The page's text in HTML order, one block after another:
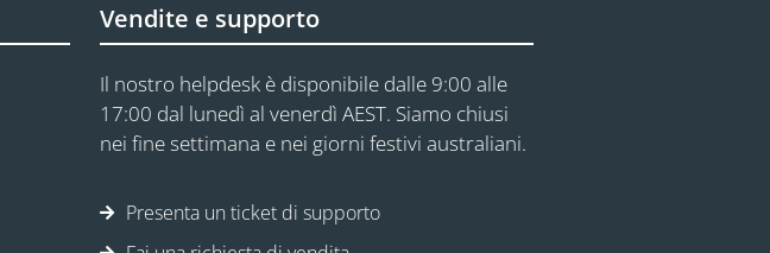
Vendite e supporto
Il nostro helpdesk è disponibile dalle 9:00 alle
17:00 dal lunedì al venerdì AEST. Siamo chiusi
nei fine settimana e nei giorni festivi australiani.
Presenta un ticket di supporto